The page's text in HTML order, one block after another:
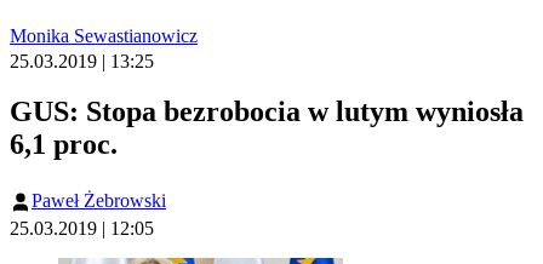
Monika Sewastianowicz
25.03.2019 | 13:25
GUS: Stopa bezrobocia w lutym wyniosła
6,1 proc.
Paweł Żebrowski
25.03.2019 | 12:05